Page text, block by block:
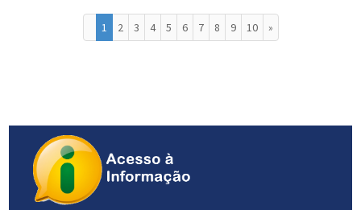
1 2 3 4 5 6 7 8 9 10 »